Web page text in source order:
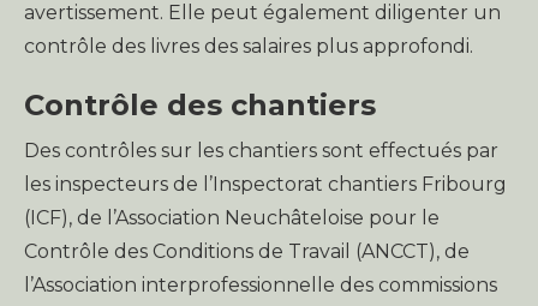
avertissement. Elle peut également diligenter un
contrôle des livres des salaires plus approfondi.
Contrôle des chantiers
Des contrôles sur les chantiers sont effectués par
les inspecteurs de l’Inspectorat chantiers Fribourg
(ICF), de l’Association Neuchâteloise pour le
Contrôle des Conditions de Travail (ANCCT), de
l’Association interprofessionnelle des commissions